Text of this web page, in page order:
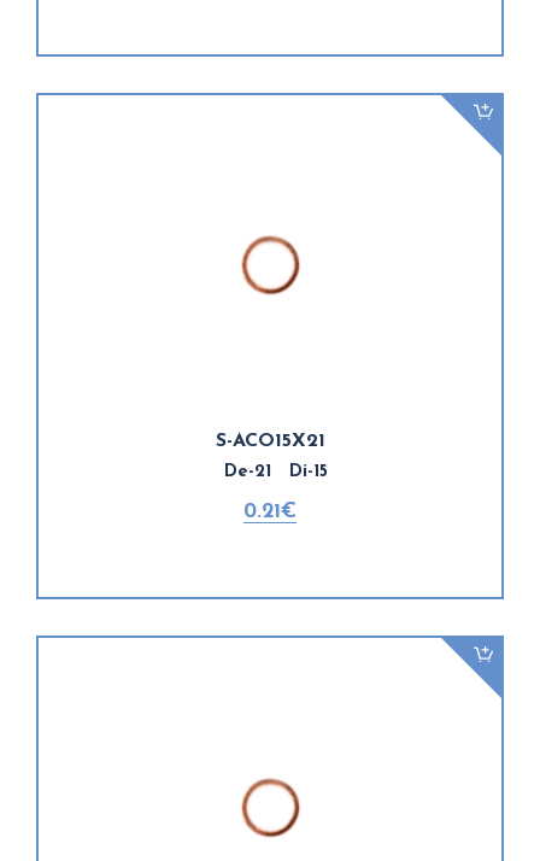
S-ACO15X21
De-21 Di-15
0.21€